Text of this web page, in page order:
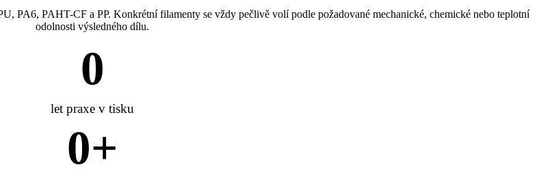
PA6, PAHT-CF a PP. Konkrétní filamenty se vždy pečlivě volí podle požadované mechanické, chemické nebo teplotní
odolnosti výsledného dílu.
let praxe v tisku
0
0+